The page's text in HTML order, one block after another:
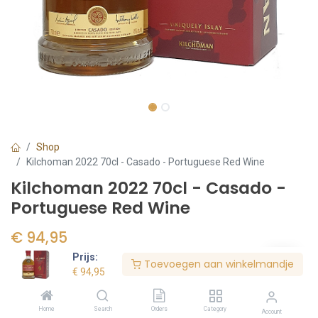
Prijs:
€ 94,95
Toevoegen aan winkelmandje
Home Search Orders Category Account
Shop
Kilchoman 2022 70cl - Casado - Portuguese Red Wine
Kilchoman 2022 70cl - Casado -
Portuguese Red Wine
€ 94,95
€ 135.64/l
Voorraad: stuk(s)